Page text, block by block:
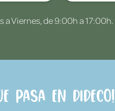
Viernes, de 9:00h a 17:00h.
pasa en Dideco!